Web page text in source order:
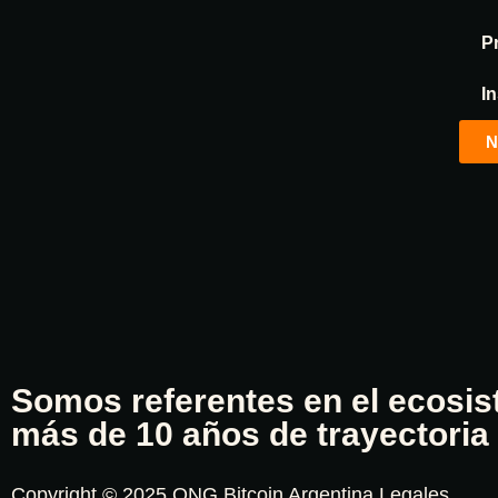
Somos referentes en el
más de 10 años de trayectoria